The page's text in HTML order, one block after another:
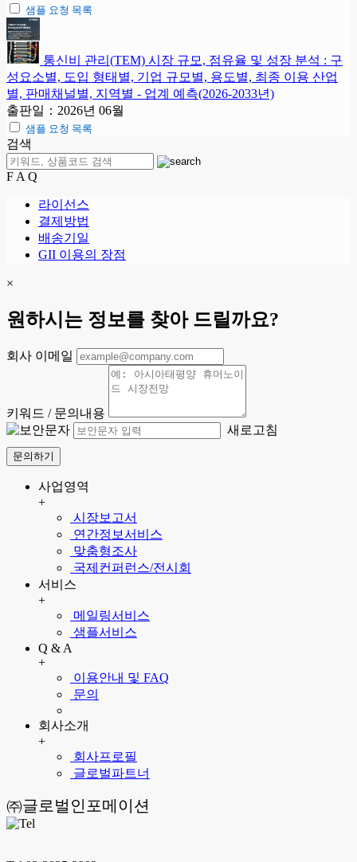
샘플 요청 목록
통신비 관리(TEM) 시장 규모, 점유율 및 성장 분석 : 구
성요소별, 도입 형태별, 기업 규모별, 용도별, 최종 이용 산업
별, 판매채널별, 지역별 - 업계 예측(2026-2033년)
출판일：2026년 06월
샘플 요청 목록
검색
F A Q
라이선스
결제방법
배송기일
GII 이용의 장점
×
원하시는 정보를 찾아 드릴까요?
회사 이메일
키워드 / 문의내용
새로고침
문의하기
사업영역
+
시장보고서
연간정보서비스
맞춤형조사
국제컨퍼런스/전시회
서비스
+
메일링서비스
샘플서비스
Q & A
+
이용안내 및 FAQ
문의
회사소개
+
회사프로필
글로벌파트너
㈜글로벌인포메이션